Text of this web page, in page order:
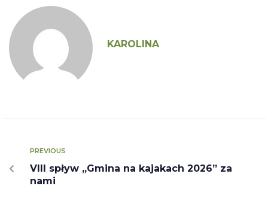
KAROLINA
PREVIOUS
VIII spływ „Gmina na kajakach 2026” za
nami